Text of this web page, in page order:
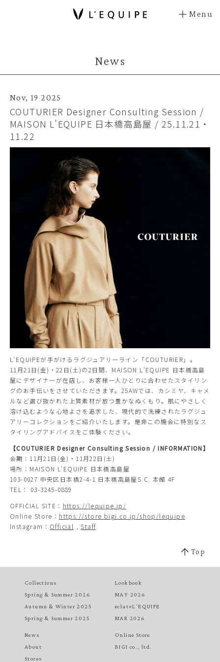
Menu
News
Nov, 19 2025
COUTURIER Designer Consulting Session /
MAISON L’EQUIPE 日本橋高島屋 / 25.11.21・
11.22
L’EQUIPEが手がけるラグジュアリーライン「COUTURIER」。
11月21日(金)・22日(土)の2日間、MAISON L’EQUIPE 日本橋高島
屋にデザイナーが在店し、お客様一人ひとりに合わせたスタイリン
グのお手伝いをさせていただきます。25AWでは、カシミヤ、キャメ
ルなど選び抜かれた上質素材が放つ豊かなぬくもり。肌にやさしく
溶け込むような心地よさを追求した、現代的で洗練されたラグジュ
アリーコレクションをご紹介いたします。是非この機会に特別なス
タイリングアドバイスをご体験ください。
【COUTURIER Designer Consulting Session / INFORMATION】
会期：11月21日(金)・11月22日(土)
場所：MAISON L’EQUIPE 日本橋高島屋
103-0027 中央区日本橋2-4-1 日本橋高島屋S.C. 本館 4F
TEL： 03-3245-0889
OFFICIAL SITE： https://lequipe.jp/
Online Store： https://store.bigi.co.jp/shop/lequipe
Instagram： Official Staff
Top
Collections
Spring & Summer 2026
Autumn & Winter 2025
Spring & Summer 2025
Lookbook
MAY 2026
eclat×L'EQUIPE
MAR 2026
News
About
Stores
Online Store
BIGI co., ltd.